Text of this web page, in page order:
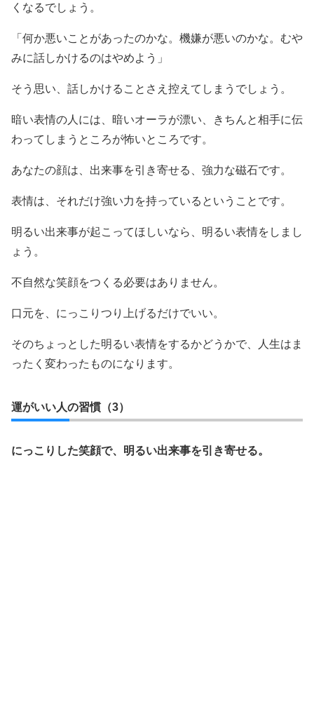
くなるでしょう。
「何か悪いことがあったのかな。機嫌が悪いのかな。むや
みに話しかけるのはやめよう」
そう思い、話しかけることさえ控えてしまうでしょう。
暗い表情の人には、暗いオーラが漂い、きちんと相手に伝
わってしまうところが怖いところです。
あなたの顔は、出来事を引き寄せる、強力な磁石です。
表情は、それだけ強い力を持っているということです。
明るい出来事が起こってほしいなら、明るい表情をしまし
ょう。
不自然な笑顔をつくる必要はありません。
口元を、にっこりつり上げるだけでいい。
そのちょっとした明るい表情をするかどうかで、人生はま
ったく変わったものになります。
運がいい人の習慣（3）
にっこりした笑顔で、明るい出来事を引き寄せる。